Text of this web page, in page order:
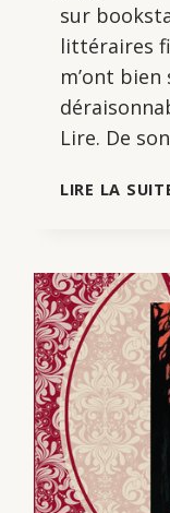
sur
littéraires
m’ont
Lire. De
LIRE LA